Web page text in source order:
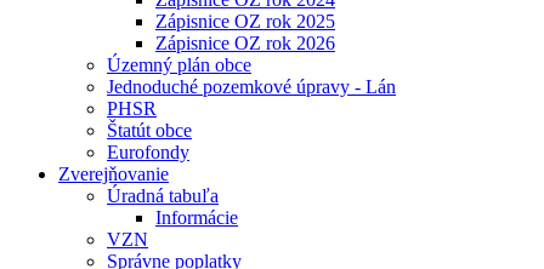
Zápisnice OZ rok 2025
Zápisnice OZ rok 2026
Územný plán obce
Jednoduché pozemkové úpravy - Lán
PHSR
Štatút obce
Eurofondy
Zverejňovanie
Úradná tabuľa
Informácie
VZN
Správne poplatky